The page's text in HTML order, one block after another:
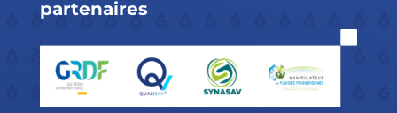
partenaires